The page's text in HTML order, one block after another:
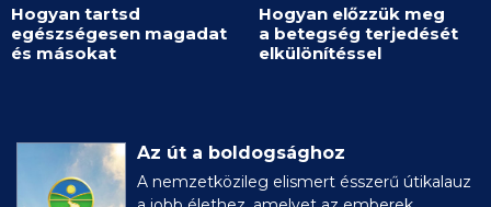
Hogyan tartsd
egészségesen magadat
és másokat
Hogyan előzzük meg
a betegség terjedését
elkülönítéssel
Az út a boldogsághoz
A nemzetközileg elismert ésszerű útikalauz